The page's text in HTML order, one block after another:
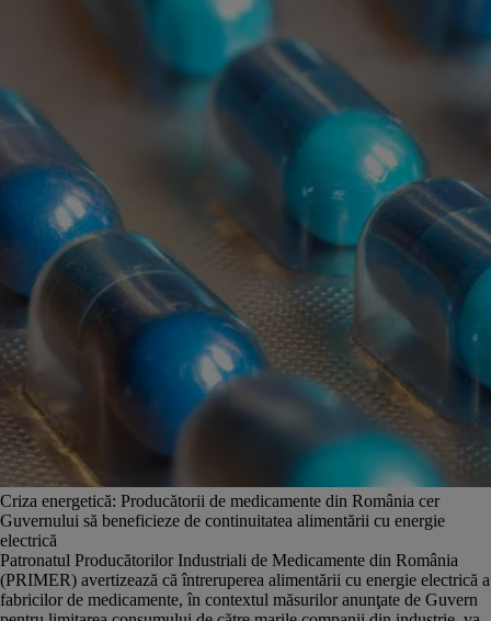
Criza energetică: Producătorii de medicamente din România cer
Guvernului să beneficieze de continuitatea alimentării cu energie
electrică
Patronatul Producătorilor Industriali de Medicamente din România
(PRIMER) avertizează că întreruperea alimentării cu energie electrică a
fabricilor de medicamente, în contextul măsurilor anunţate de Guvern